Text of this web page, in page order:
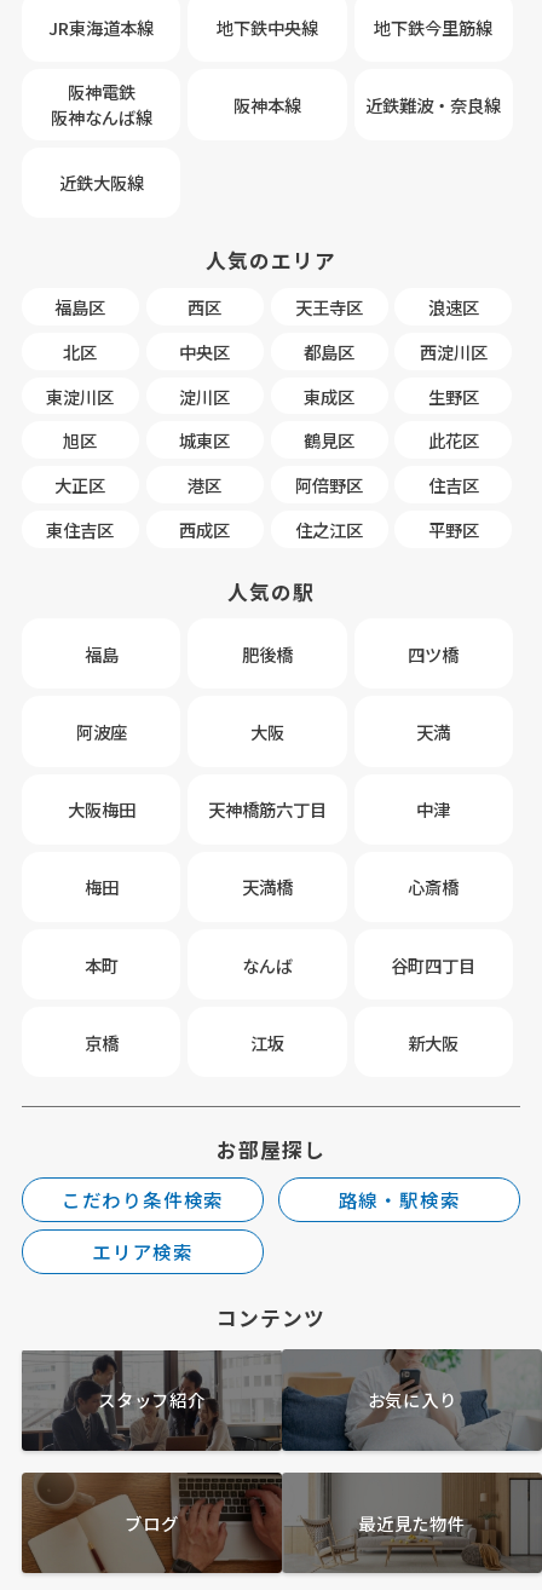
JR東海道本線 地下鉄中央線 地下鉄今里筋線
阪神電鉄
阪神なんば線
阪神本線 近鉄難波・奈良線
近鉄大阪線
人気のエリア
福島区 西区 天王寺区
浪速区
北区
中央区 都島区
西淀川区
東淀川区
淀川区 東成区
生野区
旭区
城東区 鶴見区
此花区
大正区
港区 阿倍野区
住吉区
東住吉区
西成区 住之江区 平野区
人気の駅
福島 肥後橋 四ツ橋
阿波座 大阪 天満
大阪梅田 天神橋筋六丁目 中津
梅田 天満橋 心斎橋
本町 なんば 谷町四丁目
京橋 江坂 新大阪
お部屋探し
こだわり条件検索
路線・駅検索
エリア検索
コンテンツ
スタッフ紹介 お気に入り
ブログ 最近見た物件